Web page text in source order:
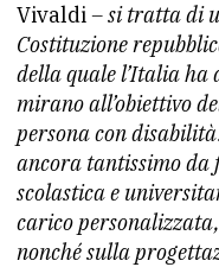
Vivaldi– si tratta di
Costituzione
della quale l’Italia ha
mirano all’obiettivo
persona con
ancora tantissimo da
scolastica e
carico
nonché sulla